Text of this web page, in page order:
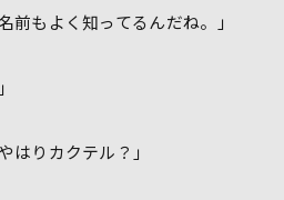
前もよく知ってるんだね。」
はりカクテル？」